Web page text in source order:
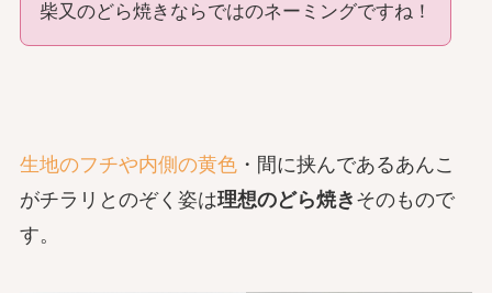
柴又のどら焼きならではのネーミングですね！
生地のフチや内側の黄色・間に挟んであるあんこ
がチラリとのぞく姿は理想のどら焼き そのもので
す。